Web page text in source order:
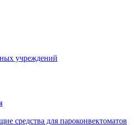
учреждений
средства для пароконвектоматов